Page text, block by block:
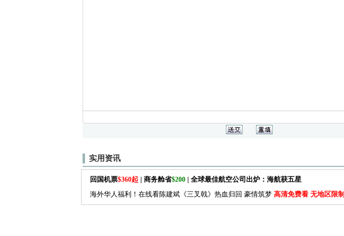
实用资讯
回国机票$360起 | 商务舱省$200| 全球最佳航空公司出炉：海航获五星
海外华人福利！在线看陈建斌《三叉戟》热血归回 豪情筑梦 高清免费看 无地区限制